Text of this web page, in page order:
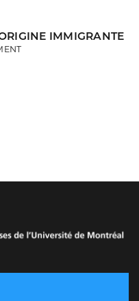
IMMIGRANTE